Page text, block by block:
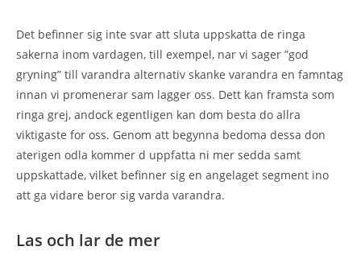
Det befinner sig inte svar att sluta uppskatta de ringa
sakerna inom vardagen, till exempel, nar vi sager ”god
gryning” till varandra alternativ skanke varandra en famntag
innan vi promenerar sam lagger oss. Dett kan framsta som
ringa grej, andock egentligen kan dom besta do allra
viktigaste for oss. Genom att begynna bedoma dessa don
aterigen odla kommer d uppfatta ni mer sedda samt
uppskattade, vilket befinner sig en angelaget segment ino
att ga vidare beror sig varda varandra.
Las och lar de mer